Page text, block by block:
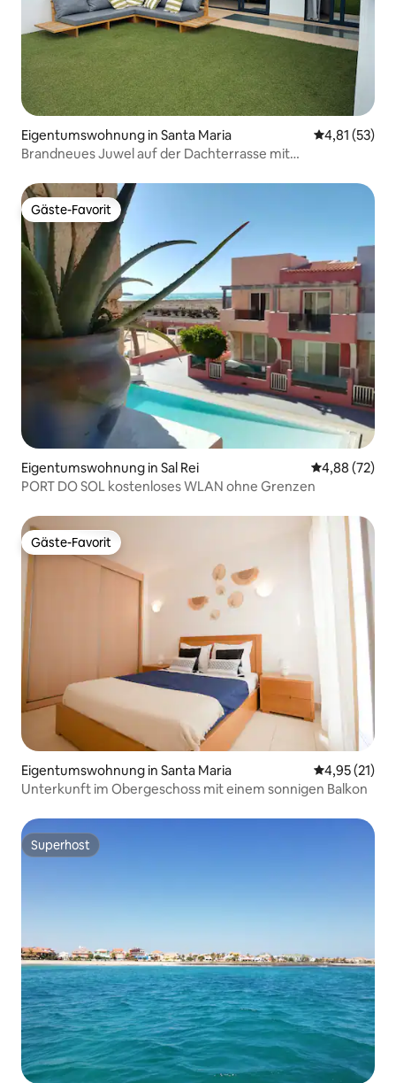
Eigentumswohnung in Santa Maria
4,81 (53)
Brandneues Juwel auf der Dachterrasse mit
Gäste-Favorit
Gäste-Favorit
Eigentumswohnung in Sal Rei
4,88 (72)
PORT DO SOL kostenloses WLAN ohne Grenzen
Gäste-Favorit
Gäste-Favorit
Eigentumswohnung in Santa Maria
4,95 (21)
Unterkunft im Obergeschoss mit einem sonnigen Balkon
Superhost
Superhost